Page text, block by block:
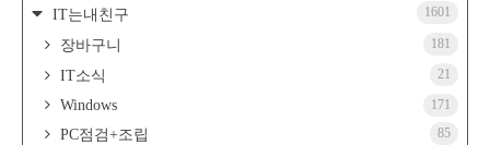
IT는내친구 1601
장바구니 181
IT소식 21
Windows 171
PC점검+조립 85